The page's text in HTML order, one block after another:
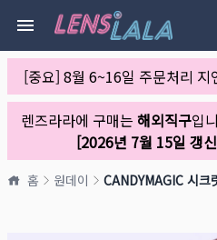
[중요] 8월 6~16일 주문처리 지
렌즈라라에 구매는 해외직구입
[2026년 7월 15일 갱
홈 원데이